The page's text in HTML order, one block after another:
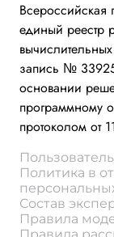
единый реестр
запись №
основании
программному
протоколом
Политика в
Состав
Правила